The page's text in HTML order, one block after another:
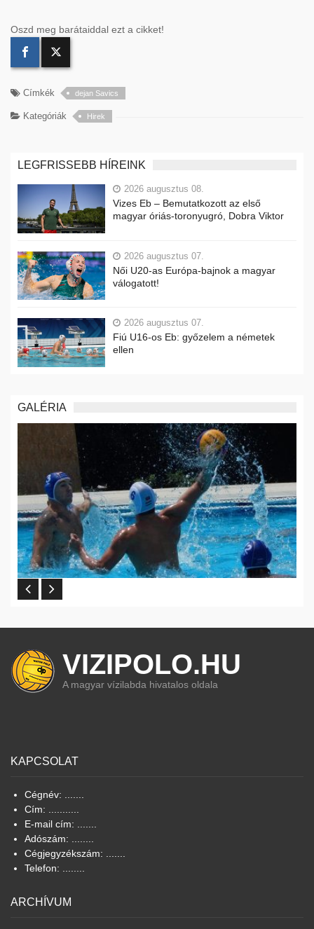
Oszd meg barátaiddal ezt a cikket!
Címkék dejan Savics
Kategóriák Hirek
LEGFRISSEBB HÍREINK
2026 augusztus 08.
Vizes Eb – Bemutatkozott az első
magyar óriás-toronyugró, Dobra Viktor
2026 augusztus 07.
Női U20-as Európa-bajnok a magyar
válogatott!
2026 augusztus 07.
Fiú U16-os Eb: győzelem a németek
ellen
GALÉRIA
VIZIPOLO.HU
A magyar vízilabda hivatalos oldala
KAPCSOLAT
Cégnév: .......
Cím: ...........
E-mail cím: .......
Adószám: ........
Cégjegyzékszám: .......
Telefon: ........
ARCHÍVUM